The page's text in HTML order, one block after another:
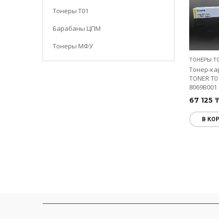
Тонеры Т01
Барабаны ЦПМ
Тонеры МФУ
ТОНЕРЫ
Тонер-
TONER
8069B001
67 125 ₸
В